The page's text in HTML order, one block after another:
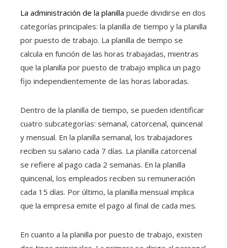
La administración de la planilla puede dividirse en dos
categorías principales: la planilla de tiempo y la planilla
por puesto de trabajo. La planilla de tiempo se
calcula en función de las horas trabajadas, mientras
que la planilla por puesto de trabajo implica un pago
fijo independientemente de las horas laboradas.
Dentro de la planilla de tiempo, se pueden identificar
cuatro subcategorías: semanal, catorcenal, quincenal
y mensual. En la planilla semanal, los trabajadores
reciben su salario cada 7 días. La planilla catorcenal
se refiere al pago cada 2 semanas. En la planilla
quincenal, los empleados reciben su remuneración
cada 15 días. Por último, la planilla mensual implica
que la empresa emite el pago al final de cada mes.
En cuanto a la planilla por puesto de trabajo, existen